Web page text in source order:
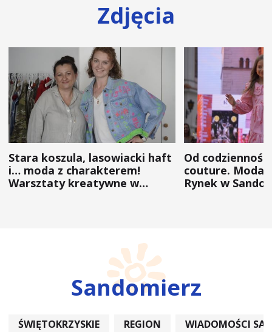
Zdjęcia
Stara koszula, lasowiacki haft
i… moda z charakterem!
Warsztaty kreatywne w
Od
couture. Moda
Rynek w
Sandomierz
ŚWIĘTOKRZYSKIE REGION WIADOMOŚCI